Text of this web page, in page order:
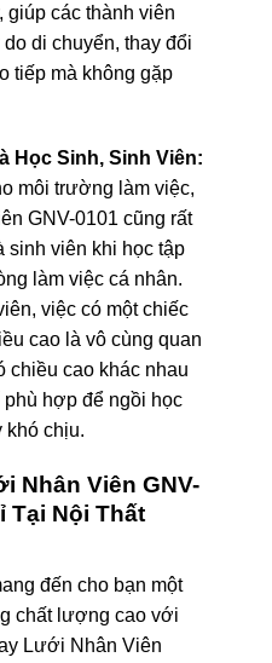
giúp các thành viên
di chuyển, thay đổi
tiếp mà không gặp
Học Sinh, Sinh Viên:
môi trường làm việc,
GNV-0101 cũng rất
sinh viên khi học tập
làm việc cá nhân.
việc có một chiếc
cao là vô cùng quan
chiều cao khác nhau
hợp để ngồi học
khó chịu.
Nhân Viên GNV-
Tại Nội Thất
đến cho bạn một
chất lượng cao với
Lưới Nhân Viên